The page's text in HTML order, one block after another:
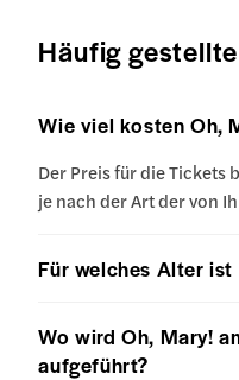
Häufig
Wie viel kosten Oh,
Der Preis für die Tickets
je nach der Art der von
Für welches Alter ist
Wo wird Oh, Mary!
aufgeführt?